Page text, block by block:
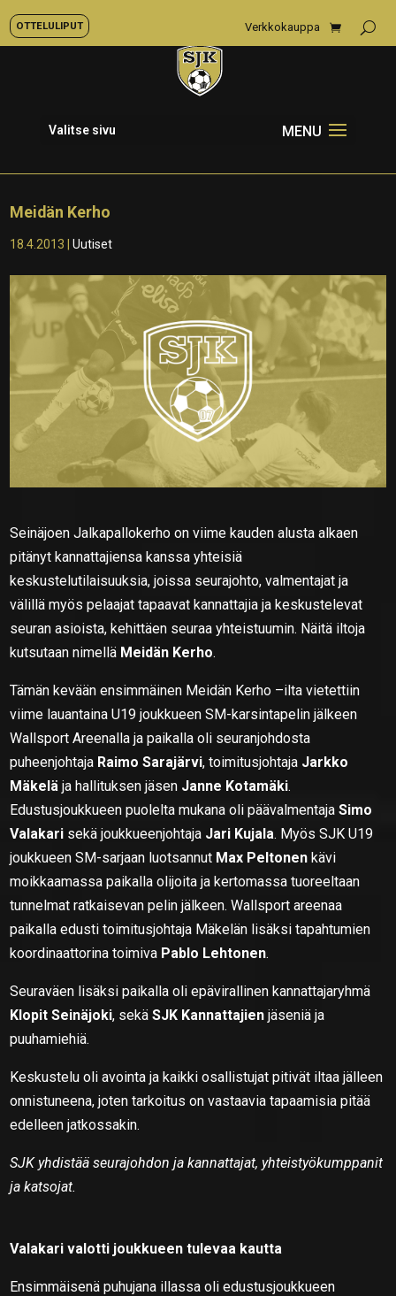
OTTELULIPUT Verkkokauppa
Valitse sivu
Meidän Kerho
18.4.2013 |Uutiset
Seinäjoen Jalkapallokerho on viime kauden alusta alkaen
pitänyt kannattajiensa kanssa yhteisiä
keskustelutilaisuuksia, joissa seurajohto, valmentajat ja
välillä myös pelaajat tapaavat kannattajia ja keskustelevat
seuran asioista, kehittäen seuraa yhteistuumin. Näitä iltoja
kutsutaan nimellä Meidän Kerho.
Tämän kevään ensimmäinen Meidän Kerho –ilta vietettiin
viime lauantaina U19 joukkueen SM-karsintapelin jälkeen
Wallsport Areenalla ja paikalla oli seuranjohdosta
puheenjohtaja Raimo Sarajärvi, toimitusjohtaja Jarkko
Mäkelä ja hallituksen jäsen Janne Kotamäki.
Edustusjoukkueen puolelta mukana oli päävalmentajaSimo
Valakari sekä joukkueenjohtaja Jari Kujala. Myös SJK U19
joukkueen SM-sarjaan luotsannut Max Peltonen kävi
moikkaamassa paikalla olijoita ja kertomassa tuoreeltaan
tunnelmat ratkaisevan pelin jälkeen. Wallsport areenaa
paikalla edusti toimitusjohtaja Mäkelän lisäksi tapahtumien
koordinaattorina toimiva Pablo Lehtonen.
Seuraväen lisäksi paikalla oli epävirallinen kannattajaryhmä
Klopit Seinäjoki, sekäSJK Kannattajien jäseniä ja
puuhamiehiä.
Keskustelu oli avointa ja kaikki osallistujat pitivät iltaa jälleen
onnistuneena, joten tarkoitus on vastaavia tapaamisia pitää
edelleen jatkossakin.
SJK yhdistää seurajohdon ja kannattajat, yhteistyökumppanit
ja katsojat.
Valakari valotti joukkueen tulevaa kautta
Ensimmäisenä puhujana illassa oli edustusjoukkueen